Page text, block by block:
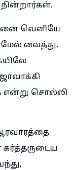
நின்றார்கள்.
வெளியே
வைத்து,
என்று சொல்லி